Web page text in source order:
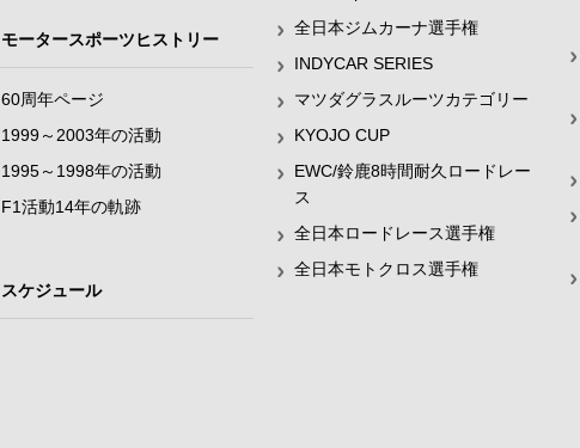
全日本ジムカーナ選手権
INDYCAR SERIES
マツダグラスルーツカテゴリー
KYOJO CUP
EWC/鈴鹿8時間耐久ロードレー
ス
全日本ロードレース選手権
全日本モトクロス選手権
モータースポーツヒストリー
60周年ページ
1999～2003年の活動
1995～1998年の活動
F1活動14年の軌跡
スケジュール